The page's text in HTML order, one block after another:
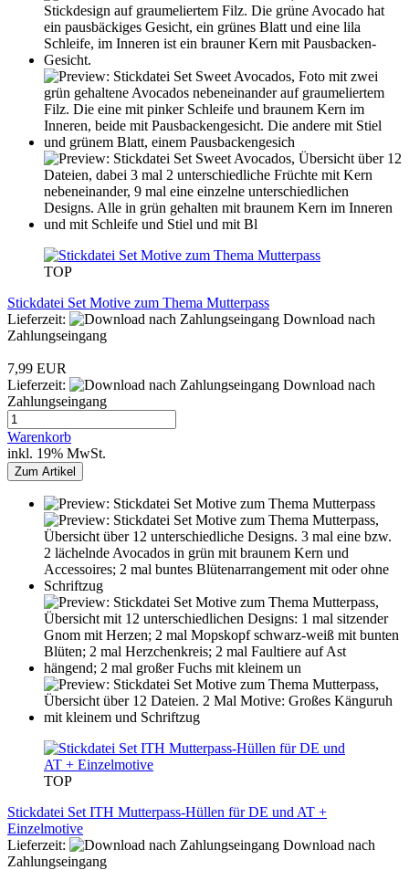
TOP
Stickdatei Set Motive zum Thema Mutterpass
Lieferzeit:
Download nach
Zahlungseingang
7,99 EUR
Lieferzeit:
Download nach
Zahlungseingang
Warenkorb
inkl. 19% MwSt.
Zum Artikel
TOP
Stickdatei Set ITH Mutterpass-Hüllen für DE und AT +
Einzelmotive
Lieferzeit:
Download nach
Zahlungseingang